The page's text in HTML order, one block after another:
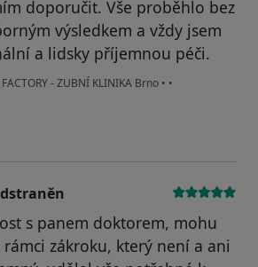
doporučit. Vše proběhlo bez
výsledkem a vždy jsem
a lidsky příjemnou péči.
- ZUBNÍ KLINIKA Brno • •
účet byl odstraněn
s panem doktorem, mohu
zákroku, který není a ani